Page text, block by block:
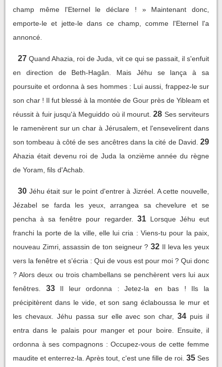
champ même l'Eternel le déclare ! » Maintenant donc,
emporte-le et jette-le dans ce champ, comme l'Eternel l'a
annoncé.
27 Quand Ahazia, roi de Juda, vit ce qui se passait, il s'enfuit
en direction de Beth-Hagân. Mais Jéhu se lança à sa
poursuite et ordonna à ses hommes : Lui aussi, frappez-le sur
son char ! Il fut blessé à la montée de Gour près de Yibleam et
réussit à fuir jusqu'à Meguiddo où il mourut. 28 Ses serviteurs
le ramenèrent sur un char à Jérusalem, et l'ensevelirent dans
son tombeau à côté de ses ancêtres dans la cité de David. 29
Ahazia était devenu roi de Juda la onzième année du règne
de Yoram, fils d'Achab.
30 Jéhu était sur le point d'entrer à Jizréel. A cette nouvelle,
Jézabel se farda les yeux, arrangea sa chevelure et se
pencha à sa fenêtre pour regarder.
31 Lorsque Jéhu eut
franchi la porte de la ville, elle lui cria : Viens-tu pour la paix,
nouveau Zimri, assassin de ton seigneur ? 32 Il leva les yeux
vers la fenêtre et s'écria : Qui de vous est pour moi ? Qui donc
? Alors deux ou trois chambellans se penchèrent vers lui aux
fenêtres.
33
Il leur ordonna : Jetez-la en bas ! Ils la
précipitèrent dans le vide, et son sang éclaboussa le mur et
les chevaux. Jéhu passa sur elle avec son char,
34 puis il
entra dans le palais pour manger et pour boire. Ensuite, il
ordonna à ses compagnons : Occupez-vous de cette femme
maudite et enterrez-la. Après tout, c'est une fille de roi. 35 Ses